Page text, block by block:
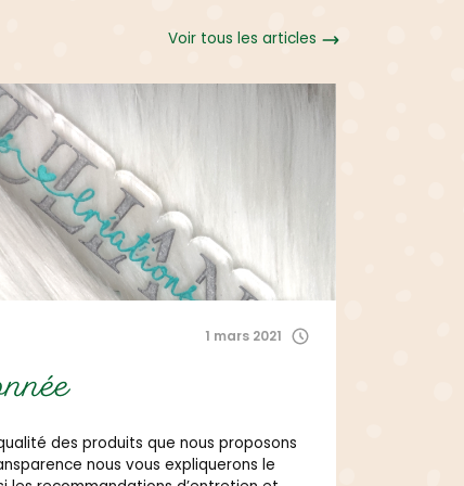
Voir tous les articles
1 mars 2021
des produits que nous proposons
nous vous expliquerons le